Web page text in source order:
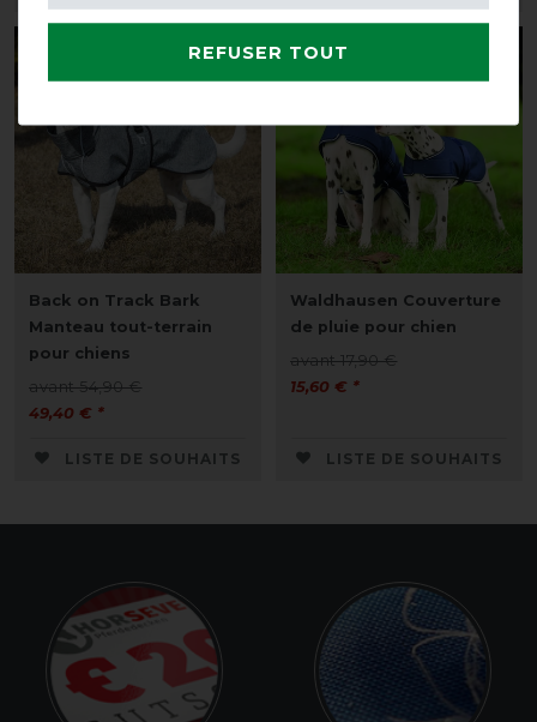
Back on Track Bark
Manteau tout-terrain
pour chiens
avant 54,90 €
49,40 € *
LISTE DE SOUHAITS
-13%
Waldhausen Couverture
de pluie pour chien
avant 17,90 €
15,60 € *
LISTE DE SOUHAITS
REFUSER TOUT